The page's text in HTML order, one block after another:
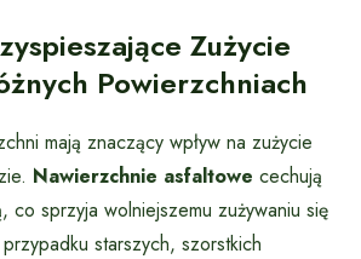
Zużycie
Powierzchniach
mają znaczący wpływ na zużycie
Nawierzchnie asfaltowe cechują
co sprzyja wolniejszemu zużywaniu się
starszych, szorstkich